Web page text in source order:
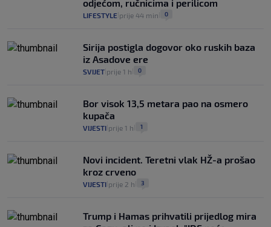
odjećom, ručnicima i perilicom
LIFESTYLE prije 44 min 0
Sirija postigla dogovor oko ruskih baza
iz Asadove ere
SVIJET prije 1 h 0
Bor visok 13,5 metara pao na osmero
kupača
VIJESTI prije 1 h 1
Novi incident. Teretni vlak HŽ-a prošao
kroz crveno
VIJESTI prije 2 h 3
Trump i Hamas prihvatili prijedlog mira